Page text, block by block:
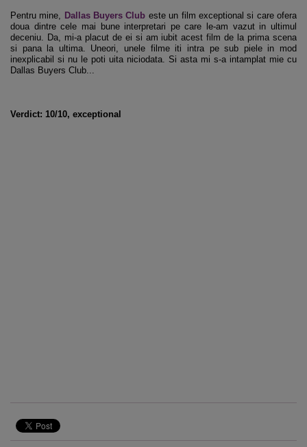
Pentru mine, Dallas Buyers Club este un film exceptional si care ofera
doua dintre cele mai bune interpretari pe care le-am vazut in ultimul
deceniu. Da, mi-a placut de ei si am iubit acest film de la prima scena
si pana la ultima. Uneori, unele filme iti intra pe sub piele in mod
inexplicabil si nu le poti uita niciodata. Si asta mi s-a intamplat mie cu
Dallas Buyers Club...
Verdict: 10/10, exceptional